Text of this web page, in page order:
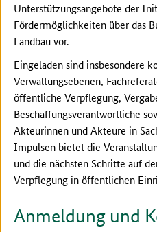
Unterstützungsangebote der
Fördermöglichkeiten über das
Landbau vor.
Eingeladen sind insbesondere
Verwaltungsebenen,
öffentliche Verpflegung,
Beschaffungsverantwortliche
Akteurinnen und Akteure in
Impulsen bietet die
und die nächsten Schritte auf
Verpflegung in öffentlichen
Anmeldung und